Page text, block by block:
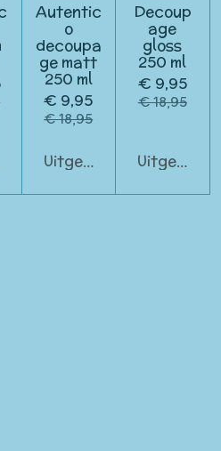
Autentic
o
decoupa
ge matt
250 ml
€ 9,95
€ 18,95
Uitgeschakeld
Decoup
age
gloss
250 ml
€ 9,95
€ 18,95